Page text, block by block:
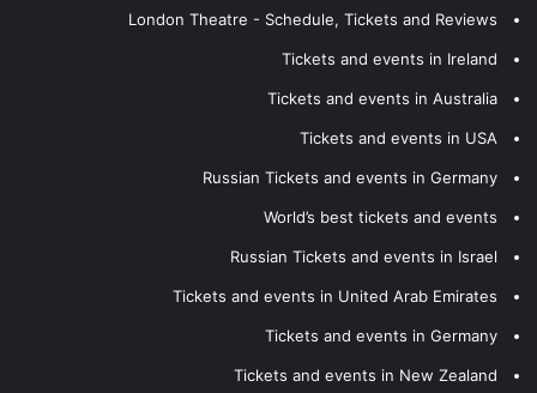
London Theatre - Schedule, Tickets and Reviews
Tickets and events in Ireland
Tickets and events in Australia
Tickets and events in USA
Russian Tickets and events in Germany
World’s best tickets and events
Russian Tickets and events in Israel
Tickets and events in United Arab Emirates
Tickets and events in Germany
Tickets and events in New Zealand